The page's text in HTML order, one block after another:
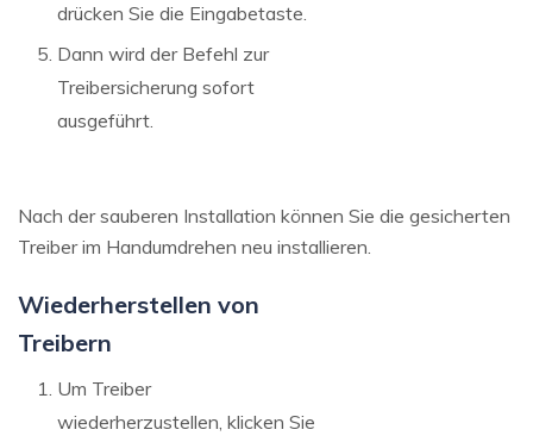
drücken Sie die Eingabetaste.
Dann wird der Befehl zur
Treibersicherung sofort
ausgeführt.
Nach der sauberen Installation können Sie die gesicherten
Treiber im Handumdrehen neu installieren.
Wiederherstellen von
Treibern
Um Treiber
wiederherzustellen, klicken Sie